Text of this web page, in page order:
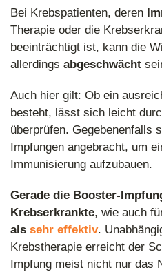
Bei Krebspatienten, deren
Therapie oder die
beeinträchtigt ist, kann die
allerdings abgeschwächt
Auch hier gilt: Ob ein
besteht, lässt sich leicht
überprüfen. Gegebenenfalls
Impfungen angebracht, um
Immunisierung aufzubauen.
Gerade die Booster-
Krebserkrankte, wie auch
als sehr effektiv.
Krebstherapie erreicht der
Impfung meist nicht nur das